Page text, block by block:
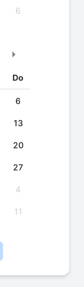
6
Do
6
13
20
27
4
11